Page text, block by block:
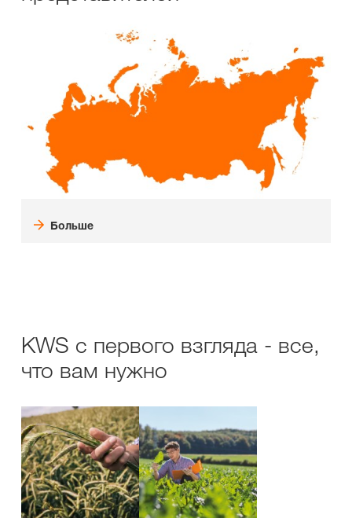
Больше
KWS с первого взгляда - все,
что вам нужно